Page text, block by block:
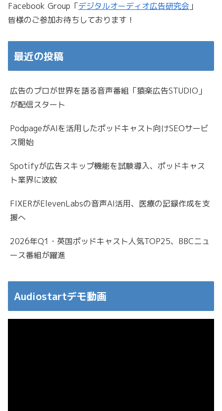
Facebook Group「デジタルオーディオ広告研究会 」
皆様のご参加お待ちしております！
最近の投稿
広告のプロが世界を語る音声番組「猿楽広告STUDIO」
が配信スタート
PodpageがAIを活用したポッドキャスト向けSEOサービ
ス開始
Spotifyが広告スキップ機能を試験導入、ポッドキャス
ト業界に波紋
FIXERがElevenLabsの音声AI活用、医療の記録作成を支
援へ
2026年Q1・英国ポッドキャスト人気TOP25、BBCニュ
ース番組が躍進
Audiostartデモ動画